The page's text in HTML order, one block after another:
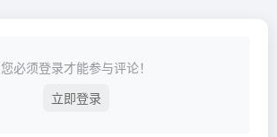
您必须登录才能参与评论！
立即登录